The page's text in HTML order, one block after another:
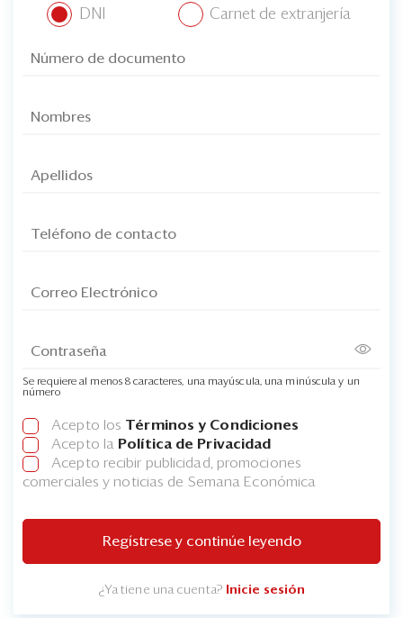
DNI Carnet de extranjería
Se requiere al menos 8 caracteres, una mayúscula, una minúscula y un
número
Acepto los Términos y Condiciones
Acepto la Política de Privacidad
Acepto recibir publicidad, promociones
comerciales y noticias de Semana Económica
Regístrese y continúe leyendo
¿Ya tiene una cuenta? Inicie sesión